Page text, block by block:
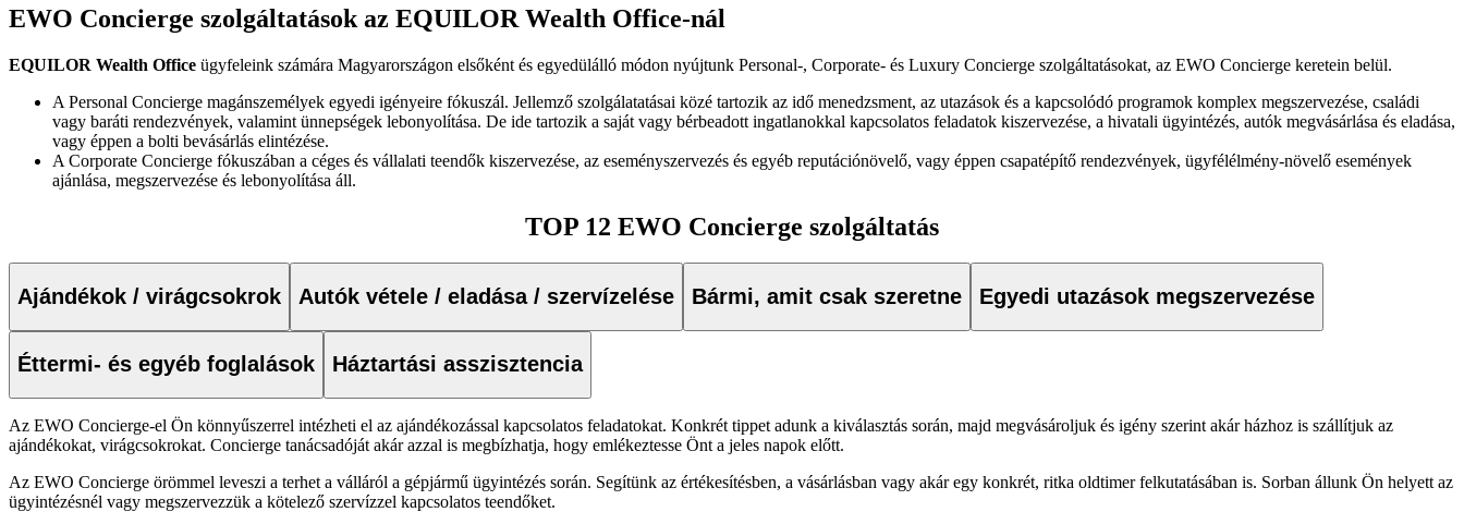
EWO Concierge szolgáltatások az EQUILOR Wealth Office-nál
EQUILOR Wealth Office ügyfeleink számára Magyarországon elsőként és egyedülálló módon nyújtunk Personal-, Corporate- és Luxury Concierge szolgáltatásokat, az EWO Concierge keretein belül.
A Personal Concierge magánszemélyek egyedi igényeire fókuszál. Jellemző szolgálatatásai közé tartozik az idő menedzsment, az utazások és a kapcsolódó programok komplex megszervezése, családi
vagy baráti rendezvények, valamint ünnepségek lebonyolítása. De ide tartozik a saját vagy bérbeadott ingatlanokkal kapcsolatos feladatok kiszervezése, a hivatali ügyintézés, autók megvásárlása és eladása,
vagy éppen a bolti bevásárlás elintézése.
A Corporate Concierge fókuszában a céges és vállalati teendők kiszervezése, az eseményszervezés és egyéb reputációnövelő, vagy éppen csapatépítő rendezvények, ügyfélélmény-növelő események
ajánlása, megszervezése és lebonyolítása áll.
TOP 12 EWO Concierge szolgáltatás
Ajándékok / virágcsokrok Autók vétele / eladása / szervízelése Bármi, amit csak szeretne Egyedi utazások megszervezése
Éttermi- és egyéb foglalások Háztartási asszisztencia
Az EWO Concierge-el Ön könnyűszerrel intézheti el az ajándékozással kapcsolatos feladatokat. Konkrét tippet adunk a kiválasztás során, majd megvásároljuk és igény szerint akár házhoz is szállítjuk az
ajándékokat, virágcsokrokat. Concierge tanácsadóját akár azzal is megbízhatja, hogy emlékeztesse Önt a jeles napok előtt.
Az EWO Concierge örömmel leveszi a terhet a válláról a gépjármű ügyintézés során. Segítünk az értékesítésben, a vásárlásban vagy akár egy konkrét, ritka oldtimer felkutatásában is. Sorban állunk Ön helyett az
ügyintézésnél vagy megszervezzük a kötelező szervízzel kapcsolatos teendőket.